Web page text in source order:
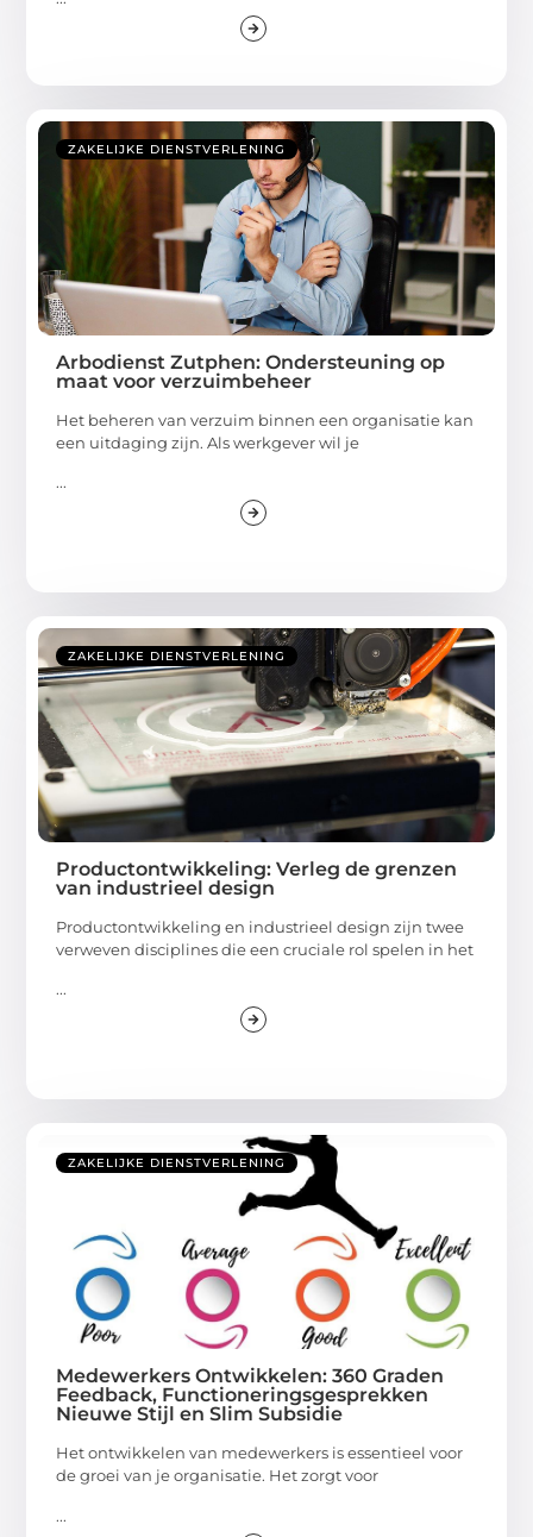
ZAKELIJKE DIENSTVERLENING
Arbodienst Zutphen: Ondersteuning op
maat voor verzuimbeheer
Het beheren van verzuim binnen een organisatie kan
een uitdaging zijn. Als werkgever wil je
...
ZAKELIJKE DIENSTVERLENING
Productontwikkeling: Verleg de grenzen
van industrieel design
Productontwikkeling en industrieel design zijn twee
verweven disciplines die een cruciale rol spelen in het
...
ZAKELIJKE DIENSTVERLENING
Medewerkers Ontwikkelen: 360 Graden
Feedback, Functioneringsgesprekken
Nieuwe Stijl en Slim Subsidie
Het ontwikkelen van medewerkers is essentieel voor
de groei van je organisatie. Het zorgt voor
...